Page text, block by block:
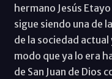
hermano Jesús
sigue siendo una de
de la sociedad
modo que ya lo era
de San Juan de Dios